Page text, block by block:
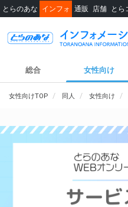
とらのあな インフォ 通販 店舗 とら
総合 女性向け
女性向けTOP 同人 女性向け